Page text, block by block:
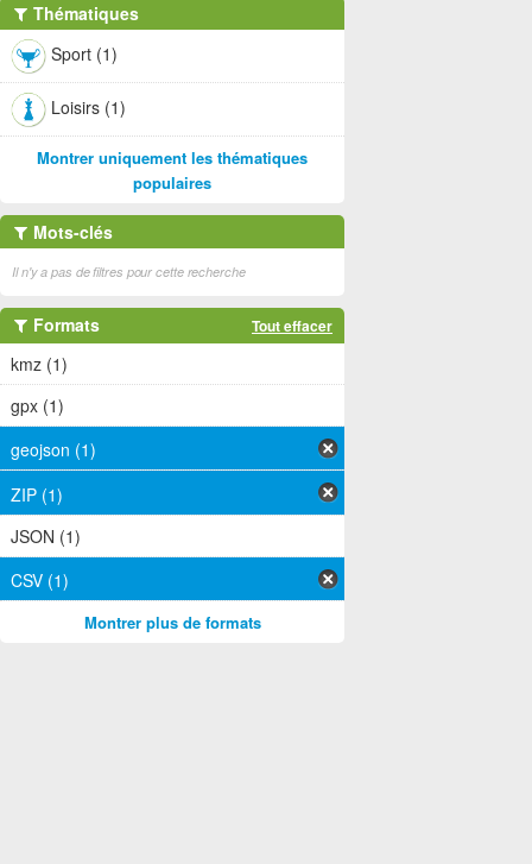
Thématiques
Sport (1)
Loisirs (1)
Montrer uniquement les thématiques
populaires
Mots-clés
Il n'y a pas de filtres pour cette recherche
Formats Tout effacer
kmz (1)
gpx (1)
geojson (1)
ZIP (1)
JSON (1)
CSV (1)
Montrer plus de formats